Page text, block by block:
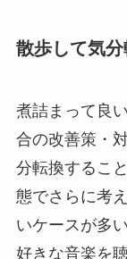
散歩して気
煮詰まって良
合の改善策・
分転換するこ
態でさらに考
いケースが多
好きな音楽を